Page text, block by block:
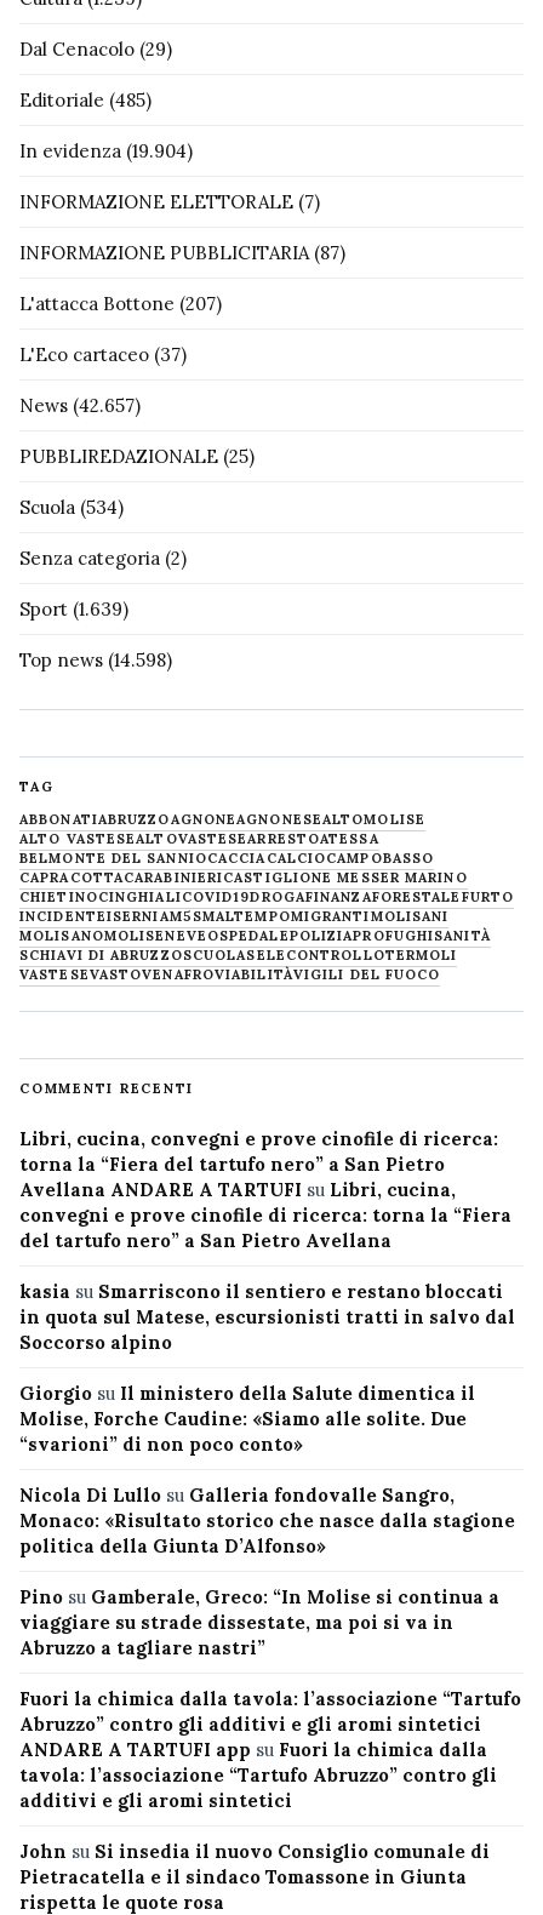
Dal Cenacolo (29)
Editoriale (485)
In evidenza (19.904)
INFORMAZIONE ELETTORALE (7)
INFORMAZIONE PUBBLICITARIA(87)
L'attacca Bottone (207)
L'Eco cartaceo (37)
News (42.657)
PUBBLIREDAZIONALE (25)
Scuola (534)
Senza categoria (2)
Sport (1.639)
Top news (14.598)
TAG
ABBONATIABRUZZOAGNONEAGNONESEALTOMOLISE
ALTO VASTESEALTOVASTESEARRESTOATESSA
BELMONTE DEL SANNIOCACCIACALCIOCAMPOBASSO
CAPRACOTTACARABINIERICASTIGLIONE MESSER MARINO
CHIETINOCINGHIALICOVID19DROGAFINANZAFORESTALE FURTO
INCIDENTEISERNIAM5SMALTEMPOMIGRANTIMOLISANI
MOLISANOMOLISENEVE OSPEDALEPOLIZIAPROFUGHISANITÀ
SCHIAVI DI ABRUZZOSCUOLASELECONTROLLOTERMOLI
VASTESEVASTOVENAFROVIABILITÀVIGILI DEL FUOCO
COMMENTI RECENTI
Libri, cucina, convegni e prove cinofile di ricerca:
torna la “Fiera del tartufo nero” a San Pietro
Avellana ANDARE A TARTUFI su Libri, cucina,
convegni e prove cinofile di ricerca: torna la “Fiera
del tartufo nero” a San Pietro Avellana
kasia su Smarriscono il sentiero e restano bloccati
in quota sul Matese, escursionisti tratti in salvo dal
Soccorso alpino
Giorgio su Il ministero della Salute dimentica il
Molise, Forche Caudine: «Siamo alle solite. Due
“svarioni” di non poco conto»
Nicola Di Lullo su Galleria fondovalle Sangro,
Monaco: «Risultato storico che nasce dalla stagione
politica della Giunta D’Alfonso»
Pino su Gamberale, Greco: “In Molise si continua a
viaggiare su strade dissestate, ma poi si va in
Abruzzo a tagliare nastri”
Fuori la chimica dalla tavola: l’associazione “Tartufo
Abruzzo” contro gli additivi e gli aromi sintetici
ANDARE A TARTUFI app su Fuori la chimica dalla
tavola: l’associazione “Tartufo Abruzzo” contro gli
additivi e gli aromi sintetici
John su Si insedia il nuovo Consiglio comunale di
Pietracatella e il sindaco Tomassone in Giunta
rispetta le quote rosa